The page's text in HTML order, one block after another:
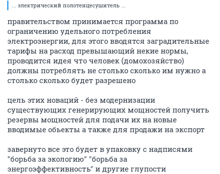
... электрический полотенцесушитель ...
правительством принимается программа по
ограничению удельного потребления
электроэнергии, для этого вводятся заградительные
тарифы на расход превышающий некие нормы,
проводится идея что человек (домохозяйство)
должны потреблять не столько сколько им нужно а
столько сколько будет разрешено
цель этих новаций - без модернизации
существующих генерирующих мощностей получить
резервы мощностей для подачи их на новые
вводимые обьекты а также для продажи на экспорт
завернуто все это будет в упаковку с надписями
"борьба за экологию" "борьба за
энергоэффективность" и другие глупости